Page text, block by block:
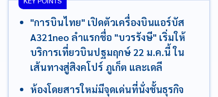
"การบินไทย" เปิดตัวเครื่องบินแอร์บัส
A321neo ลำแรกชื่อ "บวรรังษี" เริ่มให้
บริการเที่ยวบินปฐมฤกษ์ 22 ม.ค.นี้ ใน
เส้นทางสู่สิงคโปร์ ภูเก็ต และเดลี
ห้องโดยสารใหม่มีจุดเด่นที่นั่งชั้นธุรกิจ